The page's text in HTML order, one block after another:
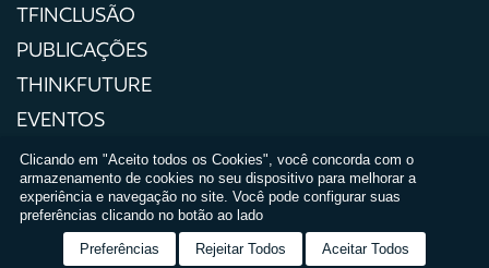
TFINCLUSÃO
PUBLICAÇÕES
THINKFUTURE
EVENTOS
IMPRENSA
POLÍTICAS DE PRIVACIDADE
TERMOS E CONDIÇÕES DE USO
RELATÓRIO DE IGUALDADE SALARIAL
Clicando em "Aceito todos os Cookies", você concorda com o
armazenamento de cookies no seu dispositivo para melhorar a
experiência e navegação no site. Você pode configurar suas
preferências clicando no botão ao lado
Preferências Rejeitar Todos Aceitar Todos